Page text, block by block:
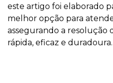
este artigo foi elaborado
melhor opção para
assegurando a resolução
rápida, eficaz e duradoura.